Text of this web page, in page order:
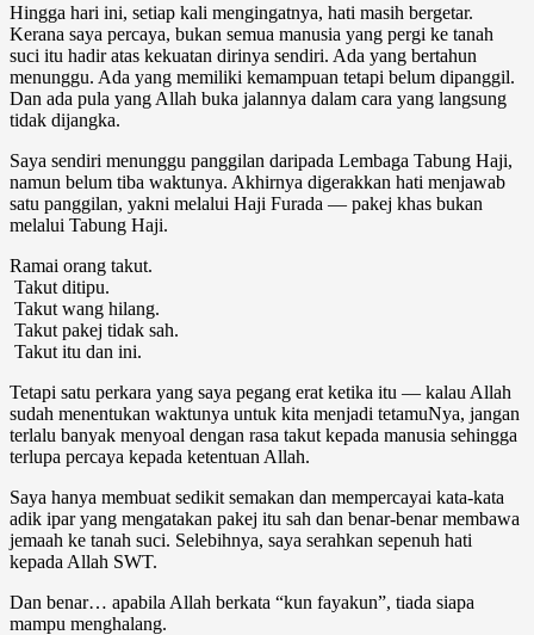
Hingga hari ini, setiap kali mengingatnya, hati masih bergetar.
Kerana saya percaya, bukan semua manusia yang pergi ke tanah
suci itu hadir atas kekuatan dirinya sendiri. Ada yang bertahun
menunggu. Ada yang memiliki kemampuan tetapi belum dipanggil.
Dan ada pula yang Allah buka jalannya dalam cara yang langsung
tidak dijangka.
Saya sendiri menunggu panggilan daripada Lembaga Tabung Haji,
namun belum tiba waktunya. Akhirnya digerakkan hati menjawab
satu panggilan, yakni melalui Haji Furada — pakej khas bukan
melalui Tabung Haji.
Ramai orang takut.
Takut ditipu.
Takut wang hilang.
Takut pakej tidak sah.
Takut itu dan ini.
Tetapi satu perkara yang saya pegang erat ketika itu — kalau Allah
sudah menentukan waktunya untuk kita menjadi tetamuNya, jangan
terlalu banyak menyoal dengan rasa takut kepada manusia sehingga
terlupa percaya kepada ketentuan Allah.
Saya hanya membuat sedikit semakan dan mempercayai kata-kata
adik ipar yang mengatakan pakej itu sah dan benar-benar membawa
jemaah ke tanah suci. Selebihnya, saya serahkan sepenuh hati
kepada Allah SWT.
Dan benar… apabila Allah berkata “kun fayakun”, tiada siapa
mampu menghalang.